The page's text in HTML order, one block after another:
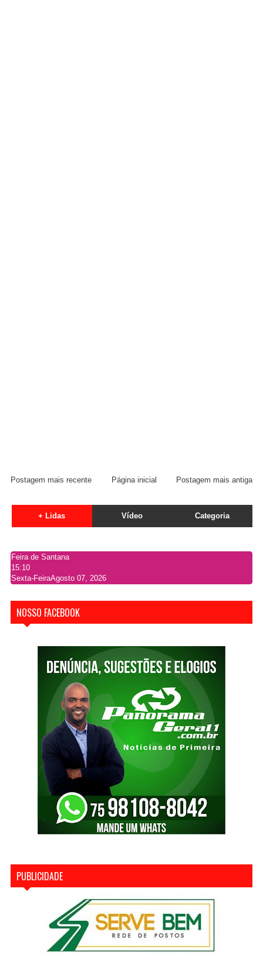
Postagem mais recente Postagem mais antiga
Página inicial
+ Lidas Vídeo Categoria
Feira de Santana
15:10
Sexta-FeiraAgosto 07, 2026
NOSSO FACEBOOK
PUBLICIDADE